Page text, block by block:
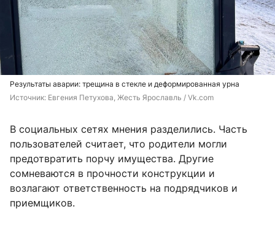
Результаты аварии: трещина в стекле и деформированная урна
Источник: Евгения Петухова, Жесть Ярославль / Vk.com
В социальных сетях мнения разделились. Часть
пользователей считает, что родители могли
предотвратить порчу имущества. Другие
сомневаются в прочности конструкции и
возлагают ответственность на подрядчиков и
приемщиков.